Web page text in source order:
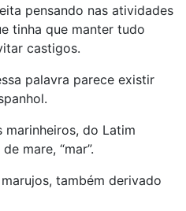
pensando nas atividades
tinha que manter tudo
castigos.
palavra parece existir
marinheiros, do Latim
mare, “mar”.
também derivado